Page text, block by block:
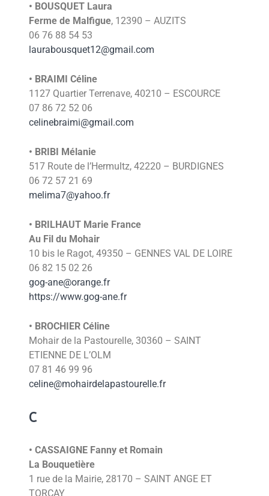
• BOUSQUET Laura
Ferme de Malfigue, 12390 – AUZITS
06 76 88 54 53
laurabousquet12@gmail.com
• BRAIMI Céline
1127 Quartier Terrenave, 40210 – ESCOURCE
07 86 72 52 06
celinebraimi@gmail.com
• BRIBI Mélanie
517 Route de l’Hermultz, 42220 – BURDIGNES
06 72 57 21 69
melima7@yahoo.fr
• BRILHAUT Marie France
Au Fil du Mohair
10 bis le Ragot, 49350 – GENNES VAL DE LOIRE
06 82 15 02 26
gog-ane@orange.fr
https://www.gog-ane.fr
• BROCHIER Céline
Mohair de la Pastourelle, 30360 – SAINT
ETIENNE DE L’OLM
07 81 46 99 96
celine@mohairdelapastourelle.fr
C
• CASSAIGNE Fanny et Romain
La Bouquetière
1 rue de la Mairie, 28170 – SAINT ANGE ET
TORCAY